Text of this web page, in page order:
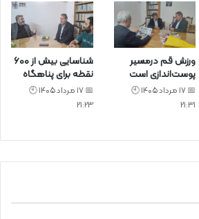
ورزش قم درمسیر
پوست‌اندازی است
📅 17 مرداد 1405 🕙
21:31
شناسایی بیش از ۶۰۰
نقطه برای پناهگاه
📅 17 مرداد 1405 🕙
21:23